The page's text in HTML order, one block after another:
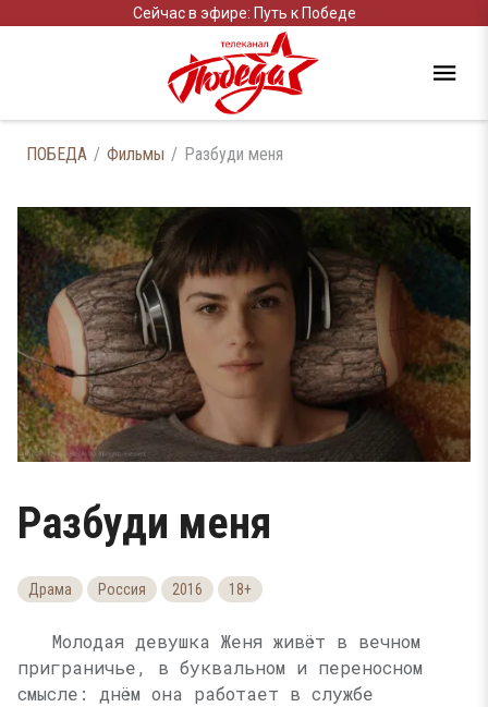
Сейчас в эфире: Путь к Победе
ПОБЕДА Фильмы Разбуди меня
Разбуди меня
Драма Россия 2016 18+
Молодая девушка Женя живёт в вечном
приграничье, в буквальном и переносном
смысле: днём она работает в службе